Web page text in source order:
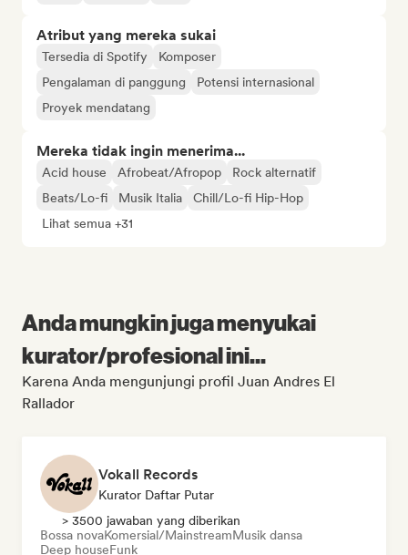
Atribut yang mereka sukai
Tersedia di Spotify
Komposer
Pengalaman di panggung
Potensi internasional
Proyek mendatang
Mereka tidak ingin menerima...
Acid house Afrobeat/Afropop
Rock alternatif
Beats/Lo-fi
Musik Italia
Chill/Lo-fi Hip-Hop
Lihat semua +31
Anda mungkin juga menyukai
kurator/profesional ini...
Karena Anda mengunjungi profil Juan Andres El
Rallador
Vokall Records
Kurator Daftar Putar
> 3500 jawaban yang diberikan
Bossa novaKomersial/MainstreamMusik dansa
Deep houseFunk